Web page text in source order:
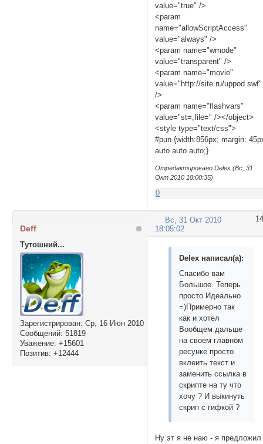
value="true" />
<param
name="allowScriptAccess"
value="always" />
<param name="wmode"
value="transparent" />
<param name="movie"
value="http://site.ru/uppod.swf"
/>
<param name="flashvars"
value="st=;file=" /></object>
<style type="text/css">
#pun {width:856px; margin:
auto auto auto;}
Отредактировано Delex (Вс, 31
Окт 2010 18:00:35)
0
14
Вс, 31 Окт 2010
18:05:02
Deff
Тутошний...
Зарегистрирован: Ср, 16 Июн 2010
Сообщений: 51819
Уважение: +15601
Позитив: +12444
Delex написал(а):
Спасибо вам
Большое. Теперь
просто Идеально
=)Примерно так
как и хотел
Вообщем дальше
на своем главном
ресунке просто
вклеить текст и
заменить ссылка в
скрипте на ту что
хочу ? И выкинуть
скрип с гифкой ?
Ну эт я не наю - я предложил